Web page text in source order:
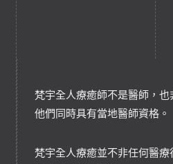
梵宇全人療癒師不是醫師，
他們同時具有當地醫師資格。
梵宇全人療癒並不非任何醫